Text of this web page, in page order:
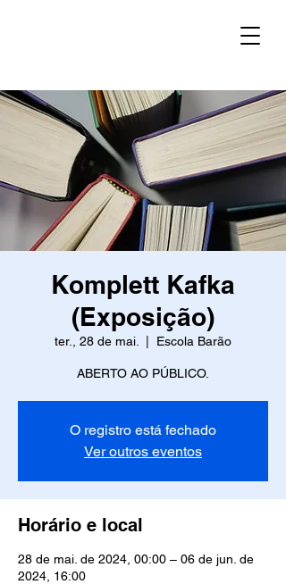
Komplett Kafka
(Exposição)
ter., 28 de mai. Escola Barão
ABERTO AO PÚBLICO.
O registro está fechado
Ver outros eventos
Horário e local
28 de mai. de 2024, 00:00 – 06 de jun. de
2024, 16:00